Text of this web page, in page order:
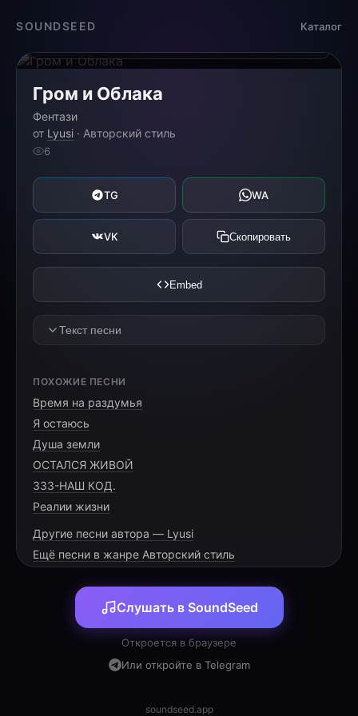
SOUNDSEED Каталог
Гром и Облака
Фентази
от Lyusi · Авторский стиль
6
TG WA
VK Скопировать
Embed
Текст песни
Гром и гроза!
Гремят небеса!
Гром и гроза!
[VERSE 1]
Сталь рассекает горизонт,
Там за чертой — иной фронт.
Там облака белые, белые,
ПОХОЖИЕ ПЕСНИ
Время на раздумья
Я остаюсь
Душа земли
ОСТАЛСЯ ЖИВОЙ
333-НАШ КОД.
Реалии жизни
Другие песни автора — Lyusi
Ещё песни в жанре Авторский стиль
Слушать в SoundSeed
Откроется в браузере
Или откройте в Telegram
soundseed.app